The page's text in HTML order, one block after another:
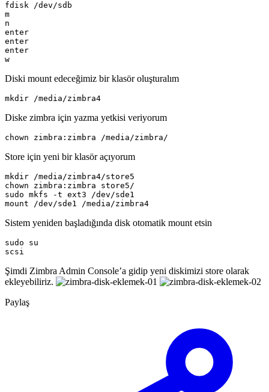
fdisk /dev/sdb
m
n
enter
enter
enter
w
Diski mount edeceğimiz bir klasör oluşturalım
mkdir /media/zimbra4
Diske zimbra için yazma yetkisi veriyorum
chown zimbra:zimbra /media/zimbra/
Store için yeni bir klasör açıyorum
mkdir /media/zimbra4/store5
chown zimbra:zimbra store5/
sudo mkfs -t ext3 /dev/sde1
mount /dev/sde1 /media/zimbra4
Sistem yeniden başladığında disk otomatik mount etsin
sudo su
scsi
Şimdi Zimbra Admin Console’a gidip yeni diskimizi store olarak
ekleyebiliriz.
Paylaş